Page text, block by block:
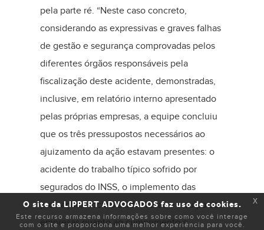
pela parte ré. “Neste caso concreto,
considerando as expressivas e graves falhas
de gestão e segurança comprovadas pelos
diferentes órgãos responsáveis pela
fiscalização deste acidente, demonstradas,
inclusive, em relatório interno apresentado
pelas próprias empresas, a equipe concluiu
que os três pressupostos necessários ao
ajuizamento da ação estavam presentes: o
acidente do trabalho típico sofrido por
segurados do INSS, o implemento das
prestações sociais acidentárias e a culpa das
empresas quanto ao cumprimento e
O site da LIPPERT ADVOGADOS faz uso de cookies.
Este recurso armazena informações sobre como você interage
com o site e proporciona uma melhor experiência para você.
x